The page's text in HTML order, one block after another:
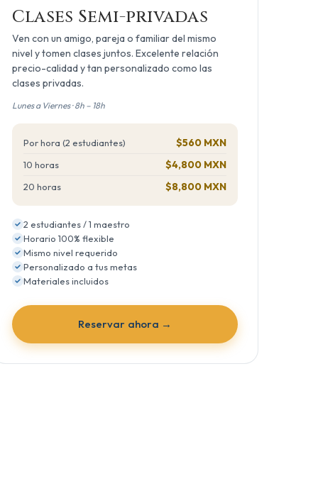
Clases Semi-privadas
Ven con un amigo, pareja o familiar del mismo
nivel y tomen clases juntos. Excelente relación
precio-calidad y tan personalizado como las
clases privadas.
Lunes a Viernes · 8h – 18h
Por hora (2 estudiantes) $560 MXN
10 horas $4,800 MXN
20 horas $8,800 MXN
2 estudiantes / 1 maestro
Horario 100% flexible
Mismo nivel requerido
Personalizado a tus metas
Materiales incluidos
Reservar ahora →